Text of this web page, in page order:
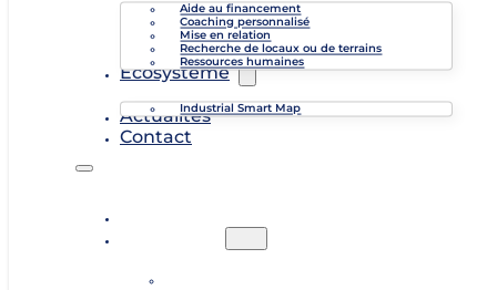
Aide au financement
Coaching personnalisé
Mise en relation
Recherche de locaux ou de terrains
Ressources humaines
Écosystème
Industrial Smart Map
Actualités
Contact